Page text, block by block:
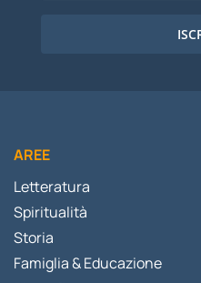
AREE
Letteratura
Spiritualità
Storia
Famiglia & Educazione